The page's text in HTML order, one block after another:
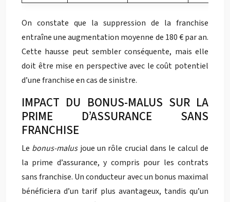
On constate que la suppression de la franchise
entraîne une augmentation moyenne de 180 € par an.
Cette hausse peut sembler conséquente, mais elle
doit être mise en perspective avec le coût potentiel
d’une franchise en cas de sinistre.
IMPACT DU BONUS-MALUS SUR LA
PRIME D’ASSURANCE SANS
FRANCHISE
Le bonus-malus joue un rôle crucial dans le calcul de
la prime d’assurance, y compris pour les contrats
sans franchise. Un conducteur avec un bonus maximal
bénéficiera d’un tarif plus avantageux, tandis qu’un